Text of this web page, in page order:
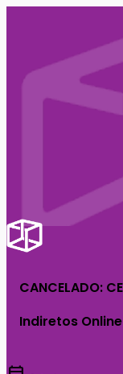
CANCELADO:
Indiretos